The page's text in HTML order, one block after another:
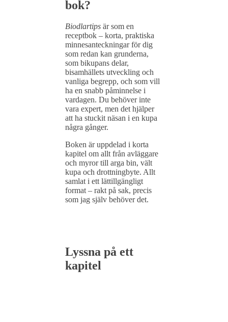
bok?
Biodlartips är som en
receptbok – korta, praktiska
minnesanteckningar för dig
som redan kan grunderna,
som bikupans delar,
bisamhällets utveckling och
vanliga begrepp, och som vill
ha en snabb påminnelse i
vardagen. Du behöver inte
vara expert, men det hjälper
att ha stuckit näsan i en kupa
några gånger.
Boken är uppdelad i korta
kapitel om allt från avläggare
och myror till arga bin, vält
kupa och drottningbyte. Allt
samlat i ett lättillgängligt
format – rakt på sak, precis
som jag själv behöver det.
Lyssna på ett
kapitel